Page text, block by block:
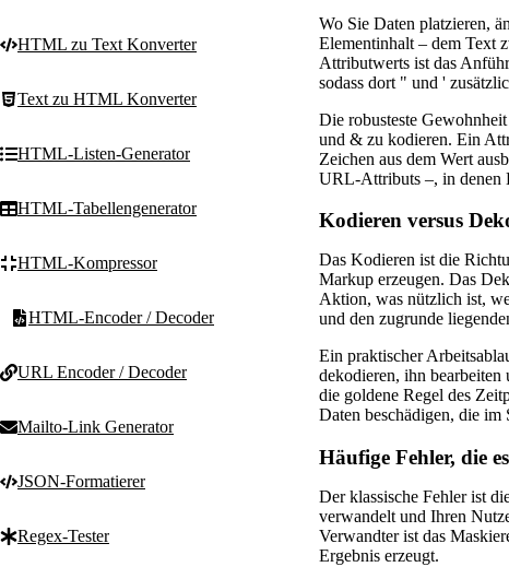
HTML zu Text Konverter
Text zu HTML Konverter
HTML-Listen-Generator
HTML-Tabellengenerator
HTML-Kompressor
HTML-Encoder / Decoder
URL Encoder / Decoder
Mailto-Link Generator
JSON-Formatierer
Regex-Tester
Wo Sie Daten platzieren,
Elementinhalt – dem Text
Attributwerts ist das
sodass dort " und '
Die robusteste
und & zu kodieren. Ein
Zeichen aus dem Wert
URL-Attributs –, in denen
Kodieren versus
Das Kodieren ist die
Markup erzeugen. Das
Aktion, was nützlich ist,
und den zugrunde
Ein praktischer
dekodieren, ihn bearbeiten
die goldene Regel des
Daten beschädigen, die im
Häufige Fehler, die
Der klassische Fehler ist
verwandelt und Ihren
Verwandter ist das
Ergebnis erzeugt.